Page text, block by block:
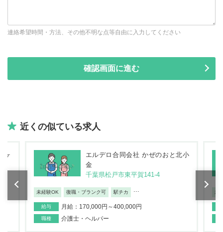
連絡希望時間・方法、その他不明な点等自由に入力してください
近くの似ている求人
ヶ
エルデロ合同会社 かぜのおと北小
金
千葉県松戸市東平賀141-4
未経験OK 復職・ブランク可 駅チカ
給与 月給：170,000円～400,000円
職種 介護士・ヘルパー
未